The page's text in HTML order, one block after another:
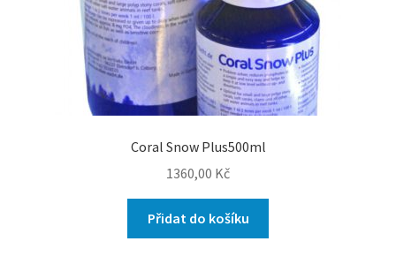
Coral Snow Plus500ml
1360,00 Kč
Přidat do košíku